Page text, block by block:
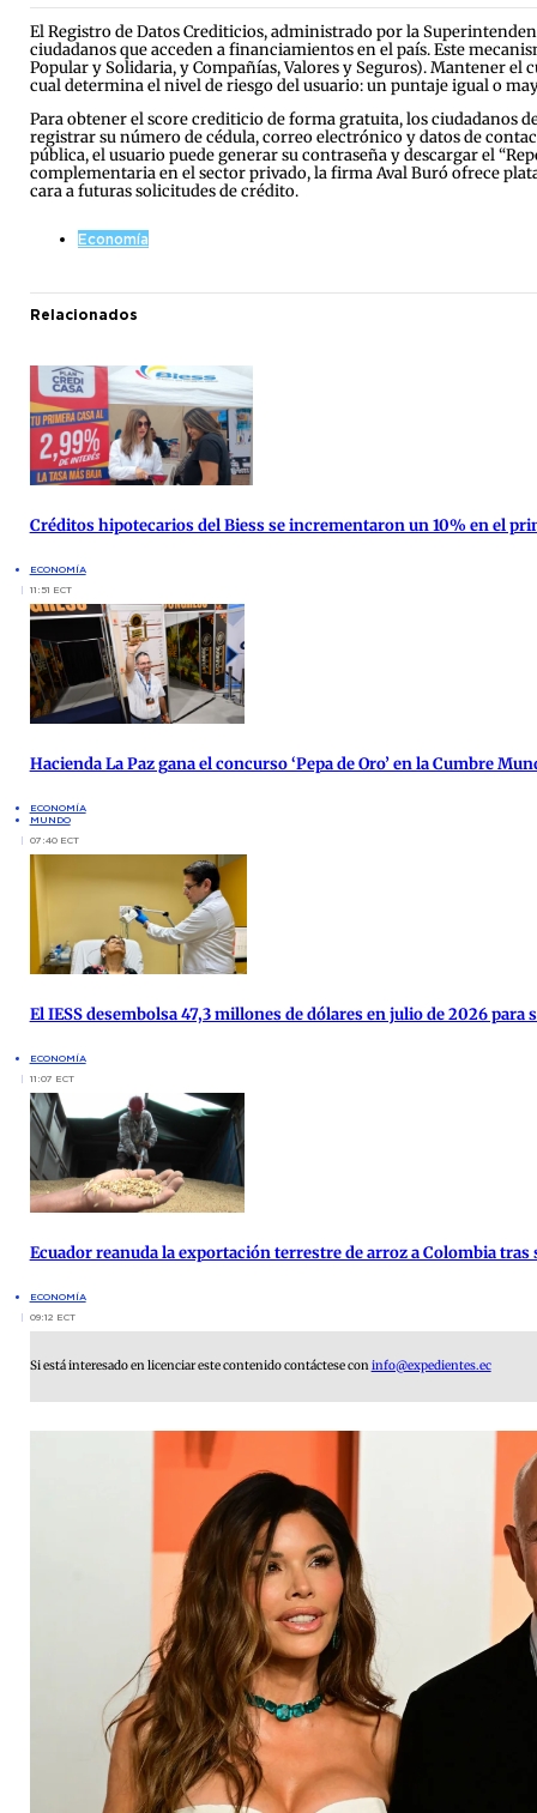
El Registro de Datos Crediticios, administrado por la
ciudadanos que acceden a financiamientos en el país. Este
Popular y Solidaria, y Compañías, Valores y Seguros). Mantener
cual determina el nivel de riesgo del usuario: un puntaje igual o
Para obtener el score crediticio de forma gratuita, los ciudadanos
registrar su número de cédula, correo electrónico y datos de
pública, el usuario puede generar su contraseña y descargar el
complementaria en el sector privado, la firma Aval Buró ofrece
cara a futuras solicitudes de crédito.
Economía
Relacionados
Créditos hipotecarios del Biess se incrementaron un 10% en el
ECONOMÍA
11:51 ECT
Hacienda La Paz gana el concurso ‘Pepa de Oro’ en la Cumbre
ECONOMÍA
MUNDO
07:40 ECT
El IESS desembolsa 47,3 millones de dólares en julio de 2026
ECONOMÍA
11:07 ECT
Ecuador reanuda la exportación terrestre de arroz a Colombia
ECONOMÍA
09:12 ECT
Si está interesado en licenciar este contenido contáctese coninfo@expedientes.ec